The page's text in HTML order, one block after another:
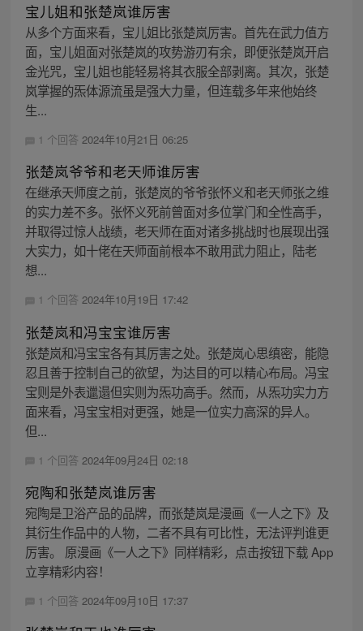
宝儿姐和张楚岚谁厉害
从多个方面来看，宝儿姐比张楚岚厉害。首先在武力值方
面，宝儿姐面对张楚岚的攻势游刃有余，即便张楚岚开启
金光咒，宝儿姐也能轻易将其衣服全部剥离。其次，张楚
岚掌握的炁体源流虽是强大力量，但连载多年来他始终
生...
1 个回答 2024年10月21日 06:25
张楚岚爷爷和老天师谁厉害
在继承天师度之前，张楚岚的爷爷张怀义和老天师张之维
的实力差不多。张怀义死前曾面对多位掌门和全性高手，
并取得过惊人战绩，老天师在面对诸多挑战时也展现出强
大实力，如十佬在天师面前根本不敢用武力阻止，陆老
想...
1 个回答 2024年10月19日 17:42
张楚岚和冯宝宝谁厉害
张楚岚和冯宝宝各有其厉害之处。张楚岚心思缜密，能隐
忍且善于控制自己的欲望，为达目的可以精心布局。冯宝
宝则是外表邋遢但实则为炁功高手。然而，从炁功实力方
面来看，冯宝宝相对更强，她是一位实力高深的异人。
但...
1 个回答 2024年09月24日 02:18
宛陶和张楚岚谁厉害
宛陶是卫浴产品的品牌，而张楚岚是漫画《一人之下》及
其衍生作品中的人物，二者不具有可比性，无法评判谁更
厉害。 原漫画《一人之下》同样精彩，点击按钮下载 App
立享精彩内容！
1 个回答 2024年09月10日 17:37